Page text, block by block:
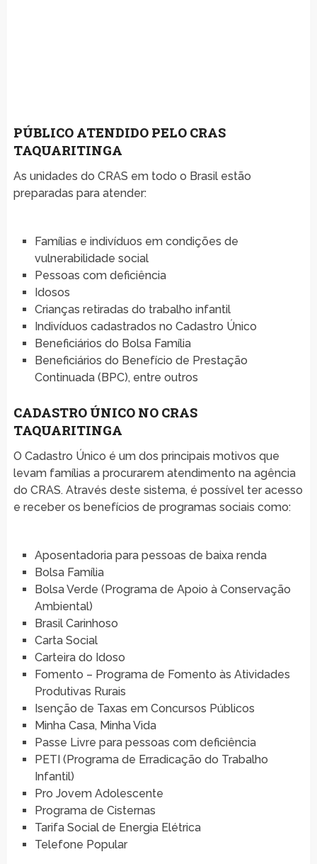
PÚBLICO ATENDIDO PELO CRAS
TAQUARITINGA
As unidades do CRAS em todo o Brasil estão
preparadas para atender:
Famílias e indivíduos em condições de
vulnerabilidade social
Pessoas com deficiência
Idosos
Crianças retiradas do trabalho infantil
Indivíduos cadastrados no Cadastro Único
Beneficiários do Bolsa Família
Beneficiários do Benefício de Prestação
Continuada (BPC), entre outros
CADASTRO ÚNICO NO CRAS
TAQUARITINGA
O Cadastro Único é um dos principais motivos que
levam famílias a procurarem atendimento na agência
do CRAS. Através deste sistema, é possível ter acesso
e receber os benefícios de programas sociais como:
Aposentadoria para pessoas de baixa renda
Bolsa Família
Bolsa Verde (Programa de Apoio à Conservação
Ambiental)
Brasil Carinhoso
Carta Social
Carteira do Idoso
Fomento – Programa de Fomento às Atividades
Produtivas Rurais
Isenção de Taxas em Concursos Públicos
Minha Casa, Minha Vida
Passe Livre para pessoas com deficiência
PETI (Programa de Erradicação do Trabalho
Infantil)
Pro Jovem Adolescente
Programa de Cisternas
Tarifa Social de Energia Elétrica
Telefone Popular